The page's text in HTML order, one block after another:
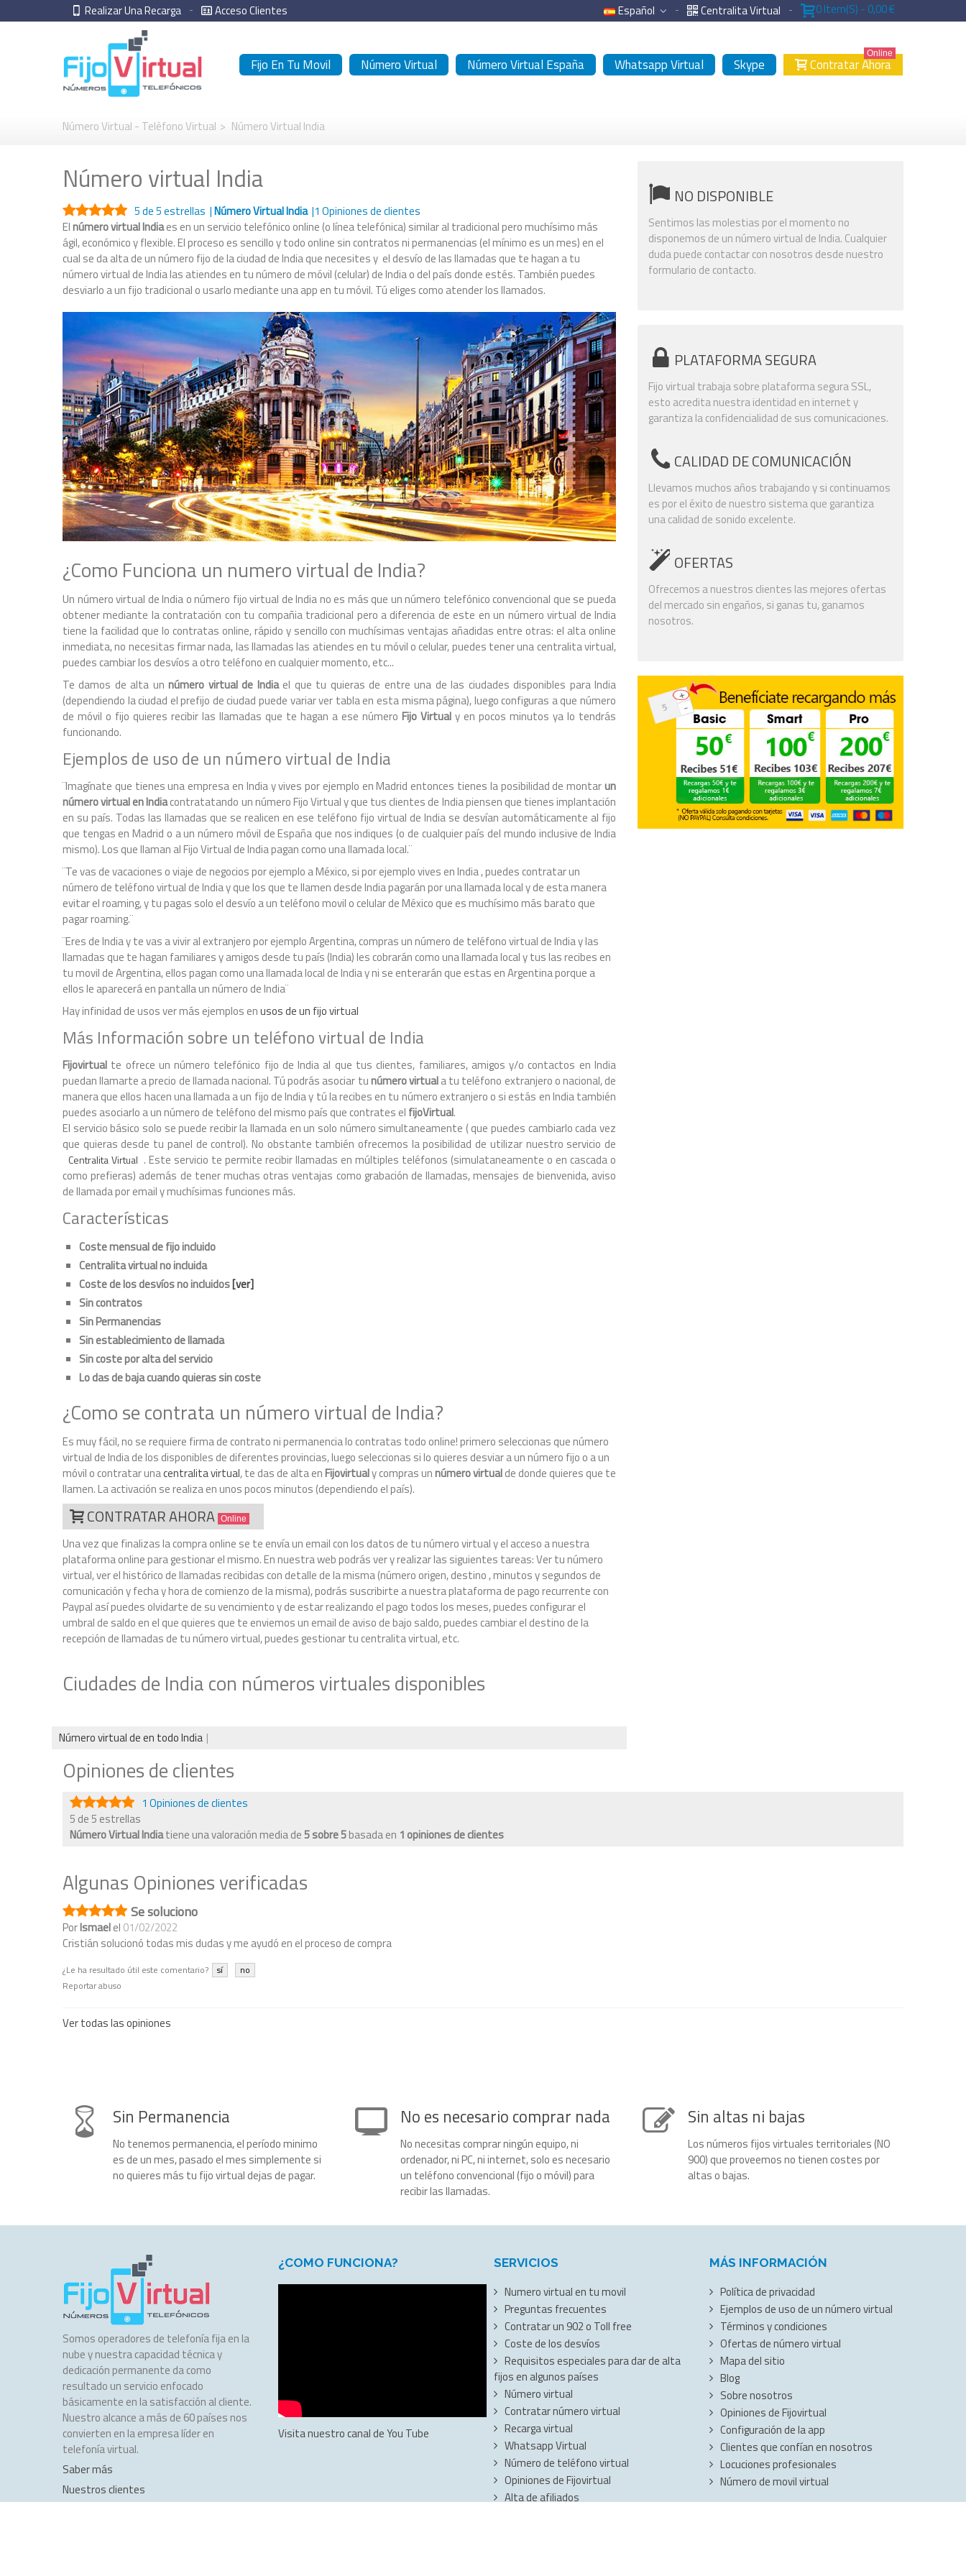
Realizar Una Recarga Acceso Clientes 0Item(s) - 0,00 €
Centralita Virtual
Español
Fijo En Tu Movil Número Virtual Número Virtual España Whatsapp Virtual Skype Contratar Ahora
Online
Número Virtual - Teléfono Virtual > Número Virtual India
Número virtual India
5de 5 estrellas |Número Virtual India |1 Opiniones de clientes
Elnúmero virtual Indiaes en un servicio telefónico online (o línea telefónica) similar al tradicional pero muchísimo más
ágil, económico y flexible. El proceso es sencillo y todo online sin contratos ni permanencias (el mínimo es un mes) en el
cual se da alta de un número fijo de la ciudad de India que necesites y el desvío de las llamadas que te hagan a tu
número virtual de India las atiendes en tu número de móvil (celular) de India o del país donde estés. También puedes
desviarlo a un fijo tradicional o usarlo mediante una app en tu móvil. Tú eliges como atender los llamados.
¿Como Funciona un numero virtual de India?
Un número virtual de India o número fijo virtual de India no es más que un número telefónico convencional que se pueda
obtener mediante la contratación con tu compañia tradicional pero a diferencia de este en un número virtual de India
tiene la facilidad que lo contratas online, rápido y sencillo con muchísimas ventajas añadidas entre otras: el alta online
inmediata, no necesitas firmar nada, las llamadas las atiendes en tu móvil o celular, puedes tener una centralita virtual,
puedes cambiar los desvíos a otro teléfono en cualquier momento, etc...
Te damos de alta unnúmero virtual de Indiael que tu quieras de entre una de las ciudades disponibles para India
(dependiendo la ciudad el prefijo de ciudad puede variar ver tabla en esta misma página), luego configuras a que número
de móvil o fijo quieres recibir las llamadas que te hagan a ese número Fijo Virtual y en pocos minutos ya lo tendrás
funcionando.
Ejemplos de uso de un número virtual de India
¨Imagínate que tienes una empresa en India y vives por ejemplo en Madrid entonces tienes la posibilidad de montarun
número virtual en Indiacontratatando un número Fijo Virtual y que tus clientes de India piensen que tienes implantación
en su país. Todas las llamadas que se realicen en ese teléfono fijo virtual de India se desvían automáticamente al fijo
que tengas en Madrid o a un número móvil de España que nos indiques (o de cualquier país del mundo inclusive de India
mismo). Los que llaman al Fijo Virtual de India pagan como una llamada local.¨
¨Te vas de vacaciones o viaje de negocios por ejemplo a México, si por ejemplo vives en India , puedes contratar un
número de teléfono virtual de India y que los que te llamen desde India pagarán por una llamada local y de esta manera
evitar el roaming, y tu pagas solo el desvío a un teléfono movil o celular de México que es muchísimo más barato que
pagar roaming.¨
¨Eres de India y te vas a vivir al extranjero por ejemplo Argentina, compras un número de teléfono virtual de India y las
llamadas que te hagan familiares y amigos desde tu país (India) les cobrarán como una llamada local y tus las recibes en
tu movil de Argentina, ellos pagan como una llamada local de India y ni se enterarán que estas en Argentina porque a
ellos le aparecerá en pantalla un número de India¨
Hay infinidad de usos ver más ejemplos enusos de un fijo virtual
Más Información sobre un teléfono virtual de India
Fijovirtual te ofrece un número telefónico fijo de India al que tus clientes, familiares, amigos y/o contactos en India
puedan llamarte a precio de llamada nacional. Tú podrás asociar tunúmero virtuala tu teléfono extranjero o nacional, de
manera que ellos hacen una llamada a un fijo de India y tú la recibes en tu número extranjero o si estás en India también
puedes asociarlo a un número de teléfono del mismo país que contrates el fijoVirtual.
El servicio básico solo se puede recibir la llamada en un solo número simultaneamente ( que puedes cambiarlo cada vez
que quieras desde tu panel de control). No obstante también ofrecemos la posibilidad de utilizar nuestro servicio de
Centralita Virtual . Este servicio te permite recibir llamadas en múltiples teléfonos (simulataneamente o en cascada o
como prefieras) además de tener muchas otras ventajas como grabación de llamadas, mensajes de bienvenida, aviso
de llamada por email y muchísimas funciones más.
Características
Coste mensual de fijo incluido
Centralita virtual no incluida
Coste de los desvíos no incluidos[ver]
Sin contratos
Sin Permanencias
Sin establecimiento de llamada
Sin coste por alta del servicio
Lo das de baja cuando quieras sin coste
¿Como se contrata un número virtual de India?
Es muy fácil, no se requiere firma de contrato ni permanencia lo contratas todo online! primero seleccionas que número
virtual de India de los disponibles de diferentes provincias, luego seleccionas si lo quieres desviar a un número fijo o a un
móvil o contratar unacentralita virtual, te das de alta enFijovirtualy compras unnúmero virtualde donde quieres que te
llamen. La activación se realiza en unos pocos minutos (dependiendo el país).
CONTRATAR AHORA Online
Una vez que finalizas la compra online se te envía un email con los datos de tu número virtual y el acceso a nuestra
plataforma online para gestionar el mismo. En nuestra web podrás ver y realizar las siguientes tareas: Ver tu número
virtual, ver el histórico de llamadas recibidas con detalle de la misma (número origen, destino , minutos y segundos de
comunicación y fecha y hora de comienzo de la misma), podrás suscribirte a nuestra plataforma de pago recurrente con
Paypal así puedes olvidarte de su vencimiento y de estar realizando el pago todos los meses, puedes configurar el
umbral de saldo en el que quieres que te enviemos un email de aviso de bajo saldo, puedes cambiar el destino de la
recepción de llamadas de tu número virtual, puedes gestionar tu centralita virtual, etc.
Ciudades de India con números virtuales disponibles
Número virtual de en todo India
NO DISPONIBLE
Sentimos las molestias por el momento no
disponemos de un número virtual de India. Cualquier
duda puede contactar con nosotros desde nuestro
formulario de contacto.
PLATAFORMA SEGURA
Fijo virtual trabaja sobre plataforma segura SSL,
esto acredita nuestra identidad en internet y
garantiza la confidencialidad de sus comunicaciones.
CALIDAD DE COMUNICACIÓN
Llevamos muchos años trabajando y si continuamos
es por el éxito de nuestro sistema que garantiza
una calidad de sonido excelente.
OFERTAS
Ofrecemos a nuestros clientes las mejores ofertas
del mercado sin engaños, si ganas tu, ganamos
nosotros.
Opiniones de clientes
1 Opiniones de clientes
5 de 5 estrellas
Número Virtual Indiatiene una valoración media de5sobre5basada en 1 opiniones de clientes
Algunas Opiniones verificadas
Se soluciono
PorIsmaelel 01/02/2022
Cristián solucionó todas mis dudas y me ayudó en el proceso de compra
¿Le ha resultado útil este comentario? sí
no
Reportar abuso
Ver todas las opiniones
Sin Permanencia
No tenemos permanencia, el período minimo
es de un mes, pasado el mes simplemente si
no quieres más tu fijo virtual dejas de pagar.
No es necesario comprar nada
No necesitas comprar ningún equipo, ni
ordenador, ni PC, ni internet, solo es necesario
un teléfono convencional (fijo o móvil) para
recibir las llamadas.
Sin altas ni bajas
Los números fijos virtuales territoriales (NO
900) que proveemos no tienen costes por
altas o bajas.
Somos operadores de telefonía fija en la
nube y nuestra capacidad técnica y
dedicación permanente da como
resultado un servicio enfocado
básicamente en la satisfacción al cliente.
Nuestro alcance a más de 60 países nos
convierten en la empresa líder en
telefonía virtual.
Saber más
Nuestros clientes
¿COMO FUNCIONA?
Visita nuestro canal de You Tube
SERVICIOS
Numero virtual en tu movil
Preguntas frecuentes
Contratar un 902 o Toll free
Coste de los desvíos
Requisitos especiales para dar de alta
fijos en algunos países
Número virtual
Contratar número virtual
Recarga virtual
Whatsapp Virtual
Número de teléfono virtual
Opiniones de Fijovirtual
Alta de afiliados
MÁS INFORMACIÓN
Política de privacidad
Ejemplos de uso de un número virtual
Términos y condiciones
Ofertas de número virtual
Mapa del sitio
Blog
Sobre nosotros
Opiniones de Fijovirtual
Configuración de la app
Clientes que confían en nosotros
Locuciones profesionales
Número de movil virtual